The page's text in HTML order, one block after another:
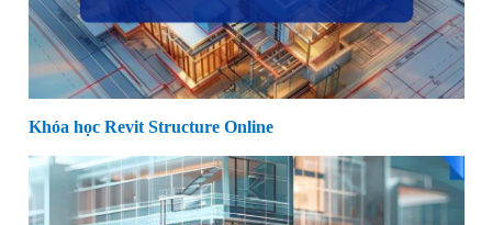
Khóa học Revit Structure Online